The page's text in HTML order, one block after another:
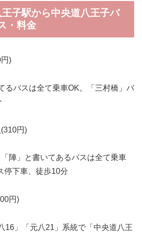
王子駅から中央道八王子バ
・料金
)
るバスは全て乗車OK。「三村橋」バ
(310円)
陣」と書いてあるバスは全て乗車
停下車、徒歩10分
円)
16」「元八21」系統で「中央道八王